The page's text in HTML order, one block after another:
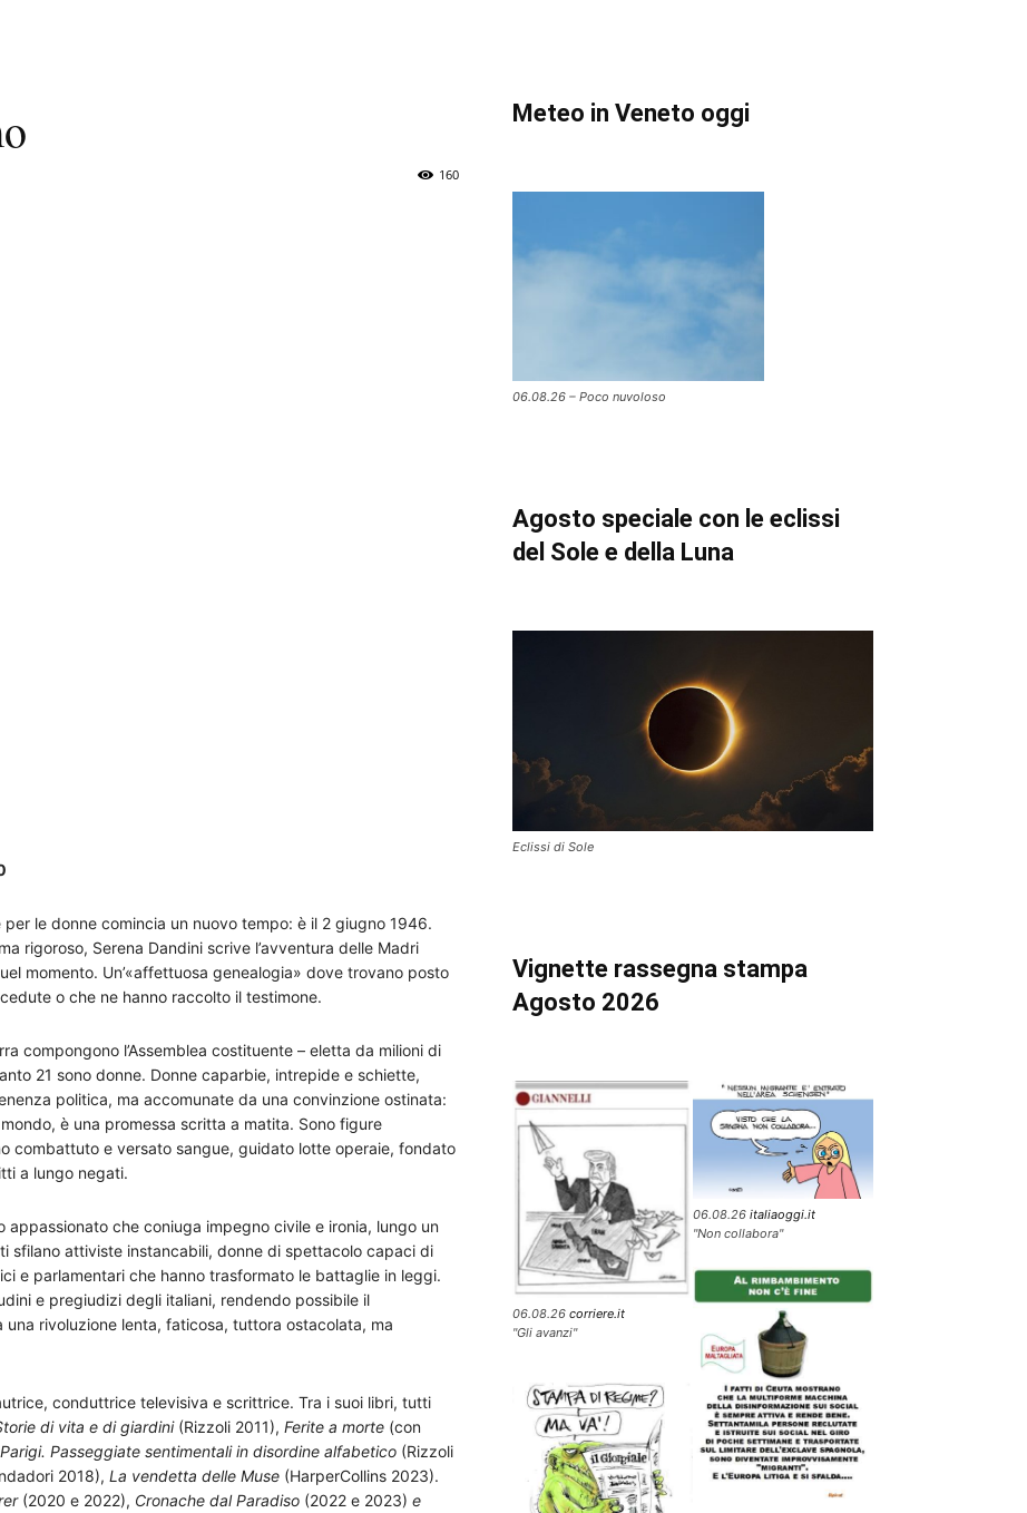
160
le donne comincia un nuovo tempo: è il 2 giugno 1946.
rigoroso, Serena Dandini scrive l’avventura delle Madri
momento. Un’«affettuosa genealogia» dove trovano posto
o che ne hanno raccolto il testimone.
compongono l’Assemblea costituente – eletta da milioni di
21 sono donne. Donne caparbie, intrepide e schiette,
politica, ma accomunate da una convinzione ostinata:
è una promessa scritta a matita. Sono figure
combattuto e versato sangue, guidato lotte operaie, fondato
a lungo negati.
appassionato che coniuga impegno civile e ironia, lungo un
sfilano attiviste instancabili, donne di spettacolo capaci di
e parlamentari che hanno trasformato le battaglie in leggi.
e pregiudizi degli italiani, rendendo possibile il
rivoluzione lenta, faticosa, tuttora ostacolata, ma
conduttrice televisiva e scrittrice. Tra i suoi libri, tutti
di vita e di giardini (Rizzoli 2011), Ferite a morte (con
Passeggiate sentimentali in disordine alfabetico (Rizzoli
2018), La vendetta delle Muse (HarperCollins 2023).
(2020 e 2022), Cronache dal Paradiso (2022 e 2023) e
Meteo in Veneto oggi
06.08.26 – Poco nuvoloso
Agosto speciale con le eclissi
del Sole e della Luna
Eclissi di Sole
Vignette rassegna stampa
Agosto 2026
06.08.26 corriere.it
"Gli avanzi"
06.08.26 italiaoggi.it
"Non collabora"